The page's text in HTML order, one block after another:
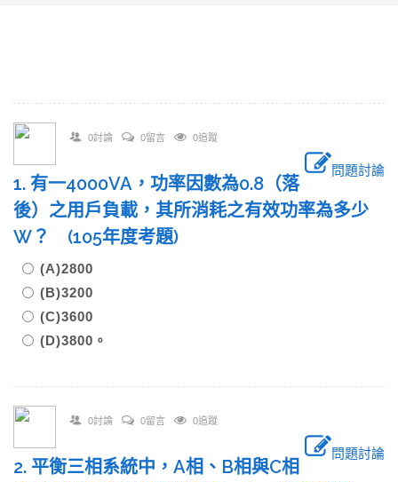
0討論 0留言 0追蹤
問題討論
1. 有一4000VA，功率因數為0.8（落
後）之用戶負載，其所消耗之有效功率為多少
W？ (105年度考題)
(A)2800
(B)3200
(C)3600
(D)3800。
0討論 0留言 0追蹤
問題討論
2. 平衡三相系統中，A相、B相與C相